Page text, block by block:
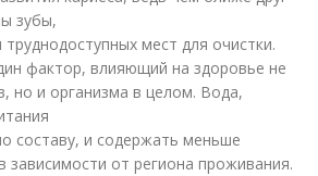
зубы,
мест для очистки.
фактор, влияющий на здоровье не
но и организма в целом. Вода,
составу, и содержать меньше
зависимости от региона проживания.